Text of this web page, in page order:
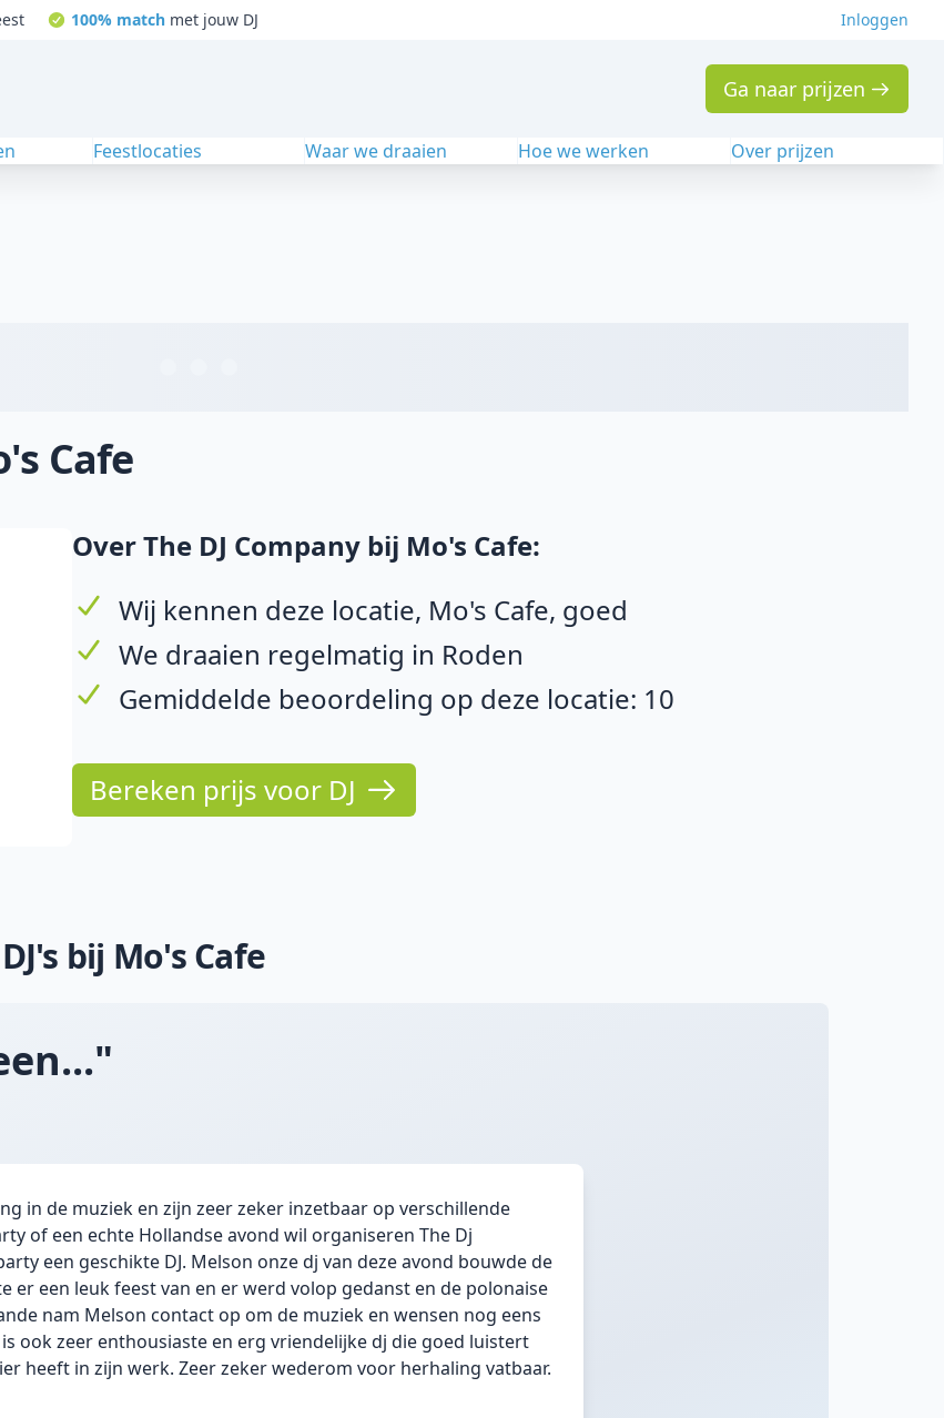
100% matchmet jouw DJ Inloggen
Ga naar prijzen
Feestlocaties Waar we draaien Hoe we werken Over prijzen
Cafe
Over The DJ Company bij Mo's Cafe:
Wij kennen deze locatie, Mo's Cafe, goed
We draaien regelmatig in Roden
Gemiddelde beoordeling op deze locatie: 10
Bereken prijs voor DJ
bij Mo's Cafe
in de muziek en zijn zeer zeker inzetbaar op verschillende
of een echte Hollandse avond wil organiseren The Dj
een geschikte DJ. Melson onze dj van deze avond bouwde de
er een leuk feest van en er werd volop gedanst en de polonaise
nam Melson contact op om de muziek en wensen nog eens
ook zeer enthousiaste en erg vriendelijke dj die goed luistert
heeft in zijn werk. Zeer zeker wederom voor herhaling vatbaar.